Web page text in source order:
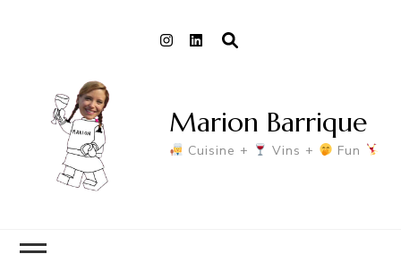
Marion Barrique
Cuisine + Vins + Fun